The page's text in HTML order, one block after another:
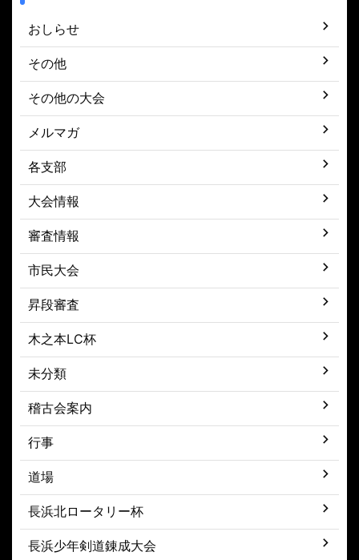
おしらせ
その他
その他の大会
メルマガ
各支部
大会情報
審査情報
市民大会
昇段審査
木之本LC杯
未分類
稽古会案内
行事
道場
長浜北ロータリー杯
長浜少年剣道錬成大会